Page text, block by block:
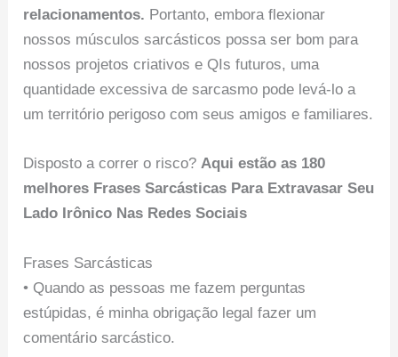
relacionamentos. Portanto, embora flexionar
nossos músculos sarcásticos possa ser bom para
nossos projetos criativos e QIs futuros, uma
quantidade excessiva de sarcasmo pode levá-lo a
um território perigoso com seus amigos e familiares.
Disposto a correr o risco?Aqui estão as 180
melhores Frases Sarcásticas Para Extravasar Seu
Lado Irônico Nas Redes Sociais
Frases Sarcásticas
• Quando as pessoas me fazem perguntas
estúpidas, é minha obrigação legal fazer um
comentário sarcástico.